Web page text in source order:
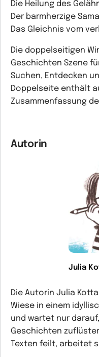
Die Heilung des
Der barmherzige
Das Gleichnis vom
Die doppelseitigen
Geschichten Szene
Suchen, Entdecken
Doppelseite enthält
Zusammenfassung
Autorin
Julia
Die Autorin Julia
Wiese in einem
und wartet nur
Geschichten
Texten feilt, arbeitet